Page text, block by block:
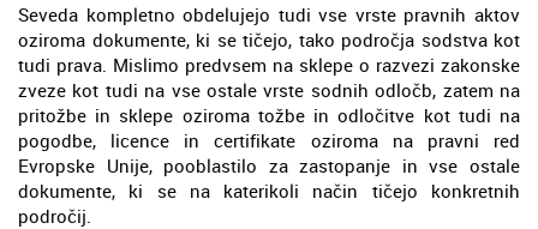
Seveda kompletno obdelujejo tudi vse vrste pravnih aktov
oziroma dokumente, ki se tičejo, tako področja sodstva kot
tudi prava. Mislimo predvsem na sklepe o razvezi zakonske
zveze kot tudi na vse ostale vrste sodnih odločb, zatem na
pritožbe in sklepe oziroma tožbe in odločitve kot tudi na
pogodbe, licence in certifikate oziroma na pravni red
Evropske Unije, pooblastilo za zastopanje in vse ostale
dokumente, ki se na katerikoli način tičejo konkretnih
področij.